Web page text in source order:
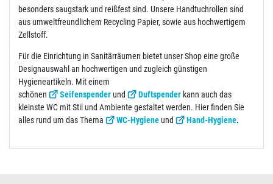
besonders saugstark und reißfest sind. Unsere Handtuchrollen sind
aus umweltfreundlichem Recycling Papier, sowie aus hochwertigem
Zellstoff.
Für die Einrichtung in Sanitärräumen bietet unser Shop eine große
Designauswahl an hochwertigen und zugleich günstigen
Hygieneartikeln. Mit einem
schönen
Seifenspenderund Duftspender kann auch das
kleinste WC mit Stil und Ambiente gestaltet werden. Hier finden Sie
alles rund um das Thema
WC-Hygieneund Hand-Hygiene.